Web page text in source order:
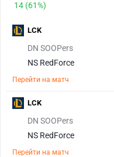
14 (61%)
DN SOOPers
NS RedForce
Перейти на матч
LCK
DN SOOPers
NS RedForce
Перейти на матч
LCK